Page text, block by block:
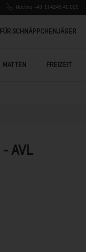
Hotline +43 (0) 4245 40 000
FÜR SCHNÄPPCHENJÄGER
MATTEN FREIZEIT
- AVL